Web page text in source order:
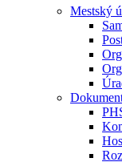
Mestský